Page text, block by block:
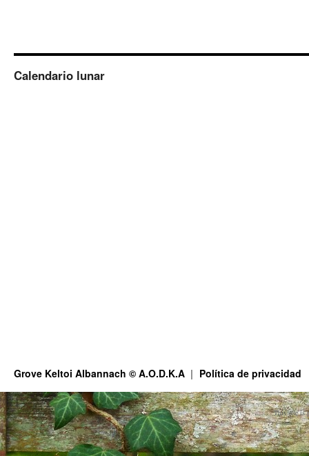
Calendario lunar
Grove Keltoi Albannach © A.O.D.K.A Política de privacidad
This site is